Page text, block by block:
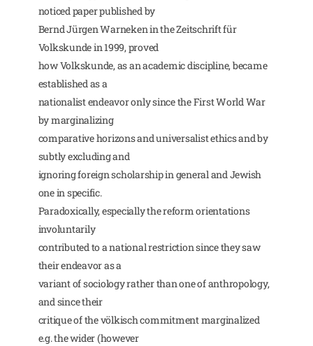
noticed paper published by
Bernd Jürgen Warneken in the Zeitschrift für
Volkskunde in 1999, proved
how Volkskunde, as an academic discipline, became
established as a
nationalist endeavor only since the First World War
by marginalizing
comparative horizons and universalist ethics and by
subtly excluding and
ignoring foreign scholarship in general and Jewish
one in specific.
Paradoxically, especially the reform orientations
involuntarily
contributed to a national restriction since they saw
their endeavor as a
variant of sociology rather than one of anthropology,
and since their
critique of the völkisch commitment marginalized
e.g. the wider (however